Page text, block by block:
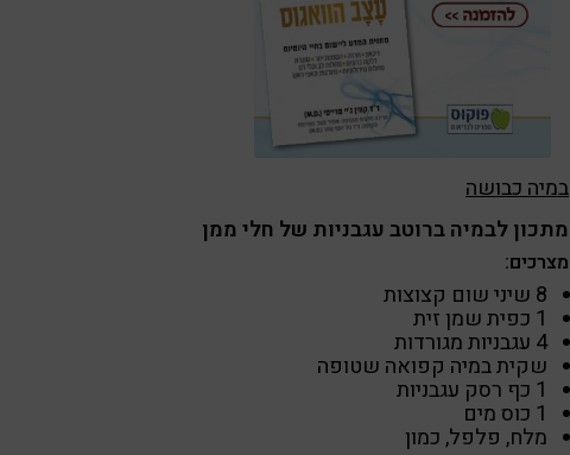
במיה כבושה
מתכון לבמיה ברוטב עגבניות של חלי ממן
מצרכים:
8 שיני שום קצוצות
1 כפית שמן זית
4 עגבניות מגורדות
שקית במיה קפואה שטופה
1 כף רסק עגבניות
1 כוס מים
מלח, פלפל, כמון